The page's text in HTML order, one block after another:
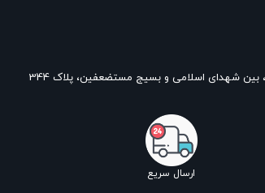
ارسال سریع